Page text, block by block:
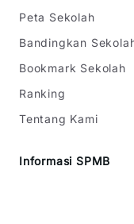
Peta Sekolah
Bandingkan
Bookmark Sekolah
Ranking
Tentang Kami
Informasi SPMB